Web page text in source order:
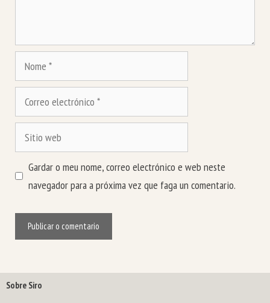
Nome
Correo
electrónico
Sitio
web
Gardar o meu nome, correo electrónico e web neste
navegador para a próxima vez que faga un comentario.
Sobre Siro